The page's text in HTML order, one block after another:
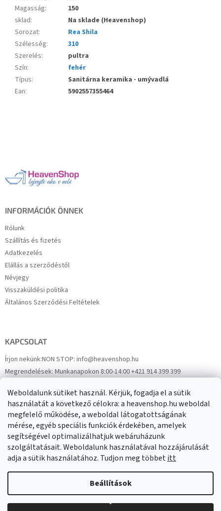
Weboldalunk sütiket használ. Kérjük, fogadja el a sütik
használatát a következő célokra: a heavenshop.hu weboldal
megfelelő működése, a weboldal látogatottságának
mérése, egyéb speciális funkciók érdekében, amelyek
segítségével optimalizálhatjuk webáruházunk
szolgáltatásait. Weboldalunk használatával hozzájárulását
adja a sütik használatához. Tudjon meg többetitt
Beállítások
Magasság:
150
sklad:
Na sklade (Heavenshop)
Sorozat:
Rea Shila
Szélesség:
310
Szerelés:
pultra
Szín:
fehér
Típus:
Sanitárna keramika - umývadlá
Ean: 5902557355464
INFORMÁCIÓK ÖNNEK
Rólunk
Szállítás és fizetés
Adatkezelés
Elállás a szerződéstől
Névjegy
Visszaküldési politika
Általános Szerződési Feltételek
KAPCSOLAT
Írjon nekünk:NON STOP: info@heavenshop.hu
Megrendelések:Munkanapokon 8:00-14:00 +421 914 399 399
FacebookHeavenShop.sk
Eredményeink